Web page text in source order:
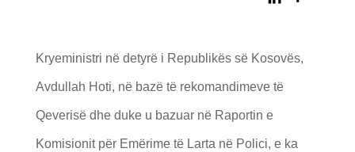
Kryeministri në detyrë i Republikës së Kosovës,
Avdullah Hoti, në bazë të rekomandimeve të
Qeverisë dhe duke u bazuar në Raportin e
Komisionit për Emërime të Larta në Polici, e ka